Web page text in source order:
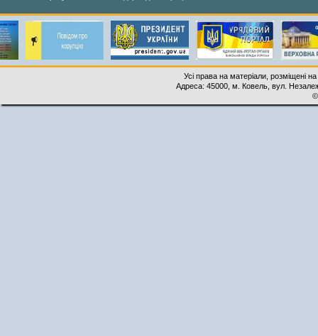
Усі права на матеріали, розміщені
Адреса: 45000, м. Ковель, вул.